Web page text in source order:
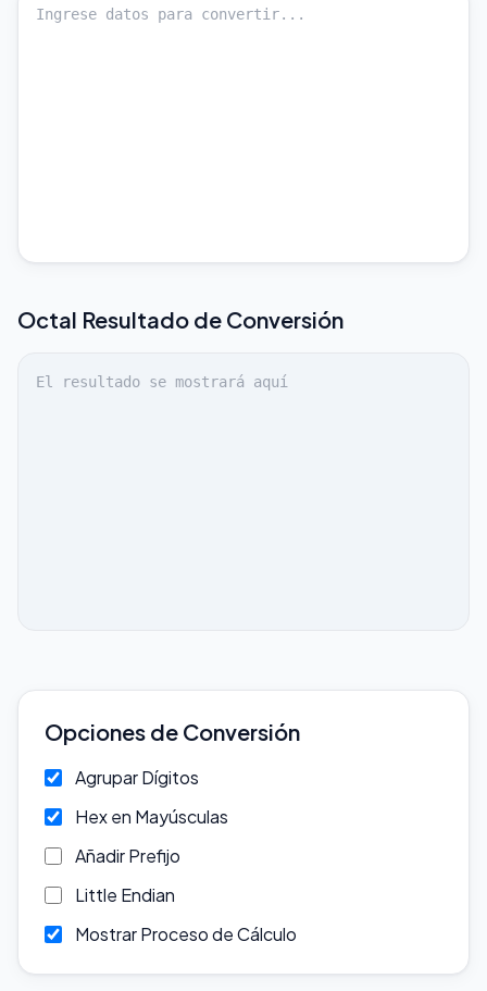
Octal Resultado de Conversión
Opciones de Conversión
Agrupar Dígitos
Hex en Mayúsculas
Añadir Prefijo
Little Endian
Mostrar Proceso de Cálculo